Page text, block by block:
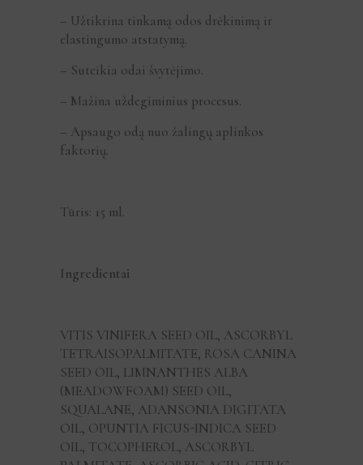
– Užtikrina tinkamą odos drėkinimą ir
elastingumo atstatymą.
– Suteikia odai švytėjimo.
– Mažina uždegiminius procesus.
– Apsaugo odą nuo žalingų aplinkos
faktorių.
Tūris: 15 ml.
Ingredientai
VITIS VINIFERA SEED OIL, ASCORBYL
TETRAISOPALMITATE, ROSA CANINA
SEED OIL, LIMNANTHES ALBA
(MEADOWFOAM) SEED OIL,
SQUALANE, ADANSONIA DIGITATA
OIL, OPUNTIA FICUS-INDICA SEED
OIL, TOCOPHEROL, ASCORBYL